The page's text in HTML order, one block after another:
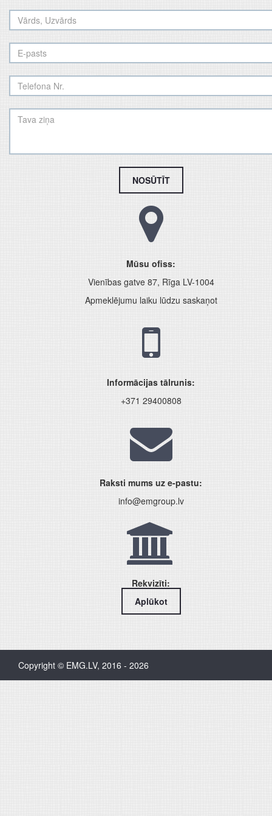
NOSŪTĪT
Mūsu ofiss:
Vienības gatve 87, Rīga LV-1004
Apmeklējumu laiku lūdzu saskaņot
Informācijas tālrunis:
+371 29400808
Raksti mums uz e-pastu:
info@emgroup.lv
Rekvizīti:
Aplūkot
Copyright © EMG.LV, 2016 - 2026